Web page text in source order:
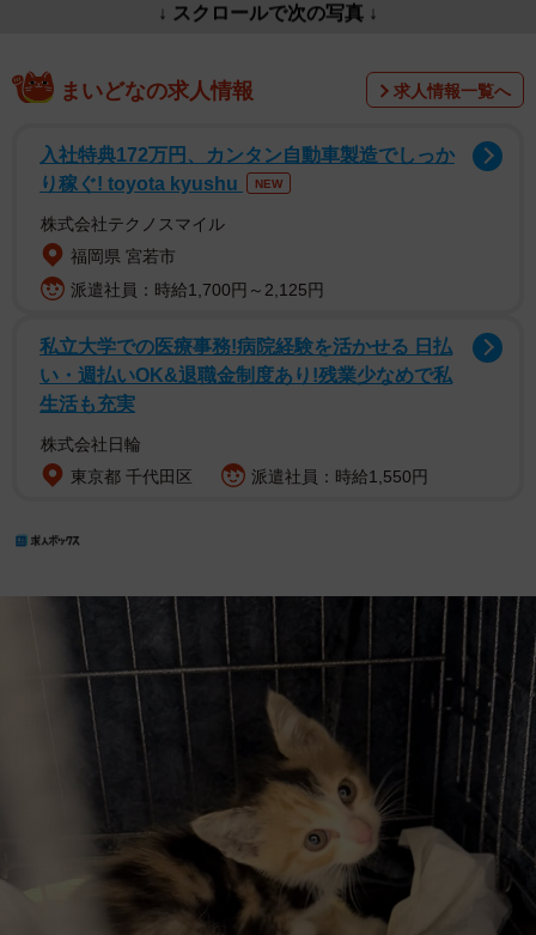
↓ スクロールで次の写真 ↓
まいどなの求人情報 求人情報一覧へ
入社特典172万円、カンタン自動車製造でしっか
り稼ぐ! toyota kyushu
NEW
株式会社テクノスマイル
福岡県 宮若市
派遣社員：時給1,700円～2,125円
私立大学での医療事務!病院経験を活かせる 日払
い・週払いOK&退職金制度あり!残業少なめで私
生活も充実
株式会社日輪
東京都 千代田区
派遣社員：時給1,550円